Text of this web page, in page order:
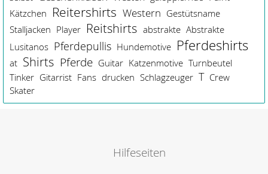
Kätzchen Reitershirts Western Gestütsname
Stalljacken Player Reitshirts abstrakte Abstrakte
Lusitanos Pferdepullis Hundemotive Pferdeshirts
at Shirts Pferde Guitar Katzenmotive Turnbeutel
Tinker Gitarrist Fans drucken Schlagzeuger T Crew
Skater
Hilfeseiten